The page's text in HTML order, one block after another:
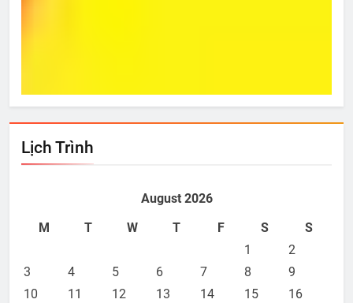
Lịch Trình
August 2026
M
T W T F S
S
1
2
3
4 5 6 7 8
9
10
11 12 13 14 15
16